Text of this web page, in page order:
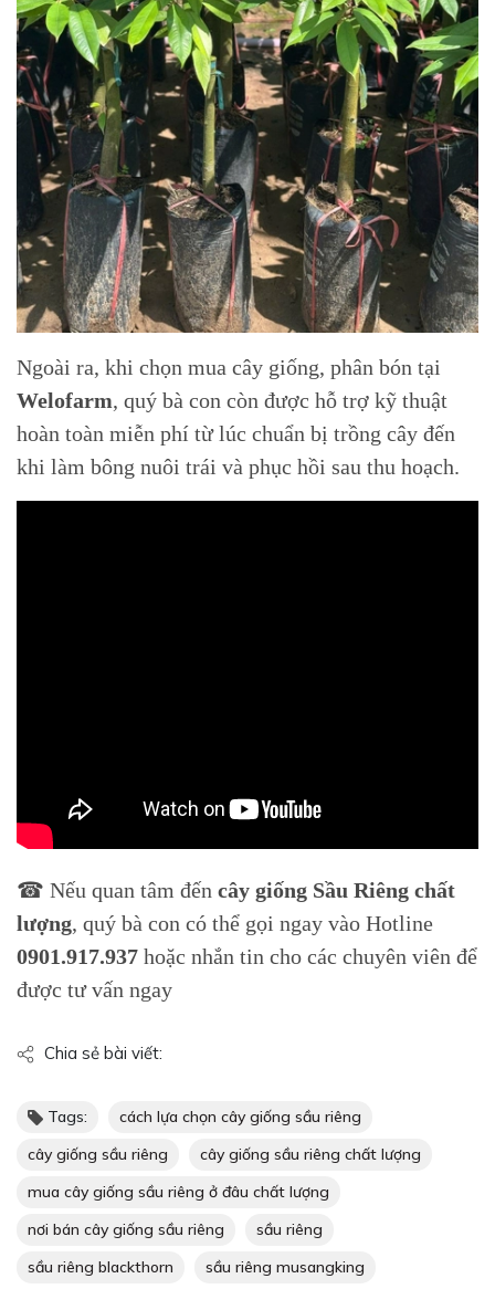
Ngoài ra, khi chọn mua cây giống, phân bón tại
Welofarm, quý bà con còn được hỗ trợ kỹ thuật
hoàn toàn miễn phí từ lúc chuẩn bị trồng cây đến
khi làm bông nuôi trái và phục hồi sau thu hoạch.
☎ Nếu quan tâm đến cây giống Sầu Riêng chất
lượng, quý bà con có thể gọi ngay vào Hotline
0901.917.937 hoặc nhắn tin cho các chuyên viên để
được tư vấn ngay
Chia sẻ bài viết:
Tags:
cách lựa chọn cây giống sầu riêng
cây giống sầu riêng
cây giống sầu riêng chất lượng
mua cây giống sầu riêng ở đâu chất lượng
nơi bán cây giống sầu riêng
sầu riêng
sầu riêng blackthorn
sầu riêng musangking